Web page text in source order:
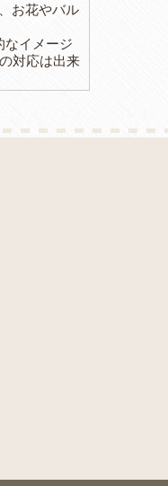
お花やバル
なイメージ
対応は出来